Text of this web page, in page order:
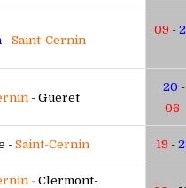
-Saint-Cernin
09 -
- Gueret
20 -
06
- Saint-Cernin 19 -
-Clermont-